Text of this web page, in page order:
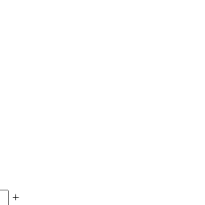
+